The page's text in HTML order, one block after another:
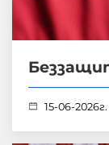
15-06-2026г.